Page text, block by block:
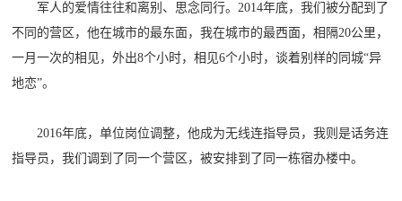
军人的爱情往往和离别、思念同行。2014年底，我们被分配到了
不同的营区，他在城市的最东面，我在城市的最西面，相隔20公里，
一月一次的相见，外出8个小时，相见6个小时，谈着别样的同城“异
地恋”。
2016年底，单位岗位调整，他成为无线连指导员，我则是话务连
指导员，我们调到了同一个营区，被安排到了同一栋宿办楼中。